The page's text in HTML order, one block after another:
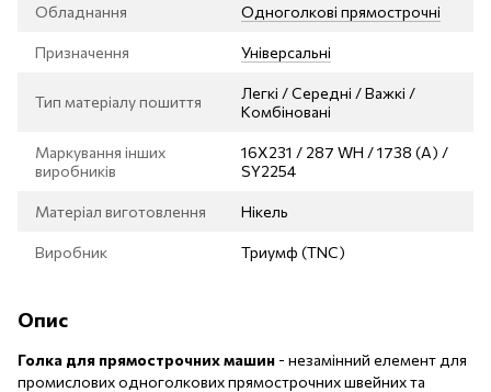
Обладнання Одноголкові прямострочні
Призначення Універсальні
Тип матеріалу пошиття
Легкі / Середні / Важкі /
Комбіновані
Маркування інших
виробників
16X231 / 287 WH / 1738 (A) /
SY2254
Матеріал виготовлення Нікель
Виробник Триумф (TNC)
Опис
Голка для прямострочних машин - незамінний елемент для
промислових одноголкових прямострочних швейних та